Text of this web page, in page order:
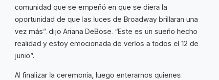
comunidad que se empeñó en que se diera la
oportunidad de que las luces de Broadway brillaran una
vez más”. dijo Ariana DeBose. “Este es un sueño hecho
realidad y estoy emocionada de verlos a todos el 12 de
junio”.
Al finalizar la ceremonia, luego enterarnos quienes